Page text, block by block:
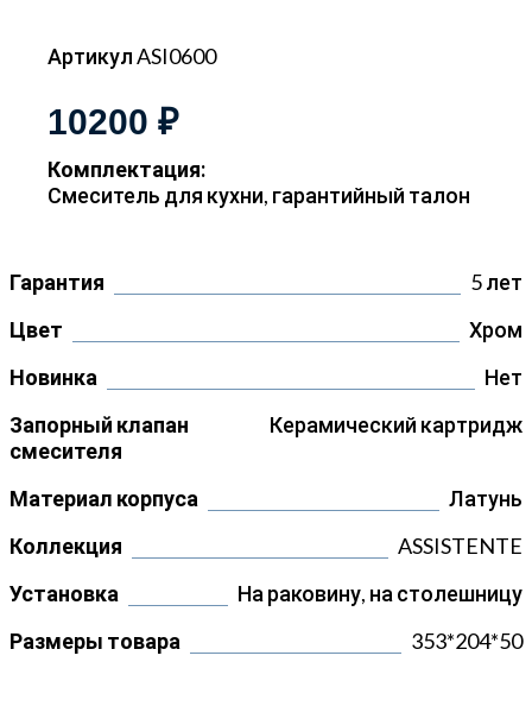
Артикул ASI0600
10200 ₽
Комплектация:
Смеситель для кухни, гарантийный талон
Гарантия
5 лет
Цвет
Хром
Новинка
Нет
Запорный клапан
смесителя
Керамический картридж
Материал корпуса
Латунь
Коллекция
ASSISTENTE
Установка
На раковину, на столешницу
Размеры товара
353*204*50